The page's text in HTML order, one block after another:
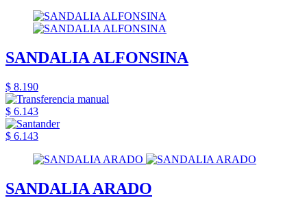
SANDALIA ALFONSINA
$ 8.190
$ 6.143
$ 6.143
SANDALIA ARADO